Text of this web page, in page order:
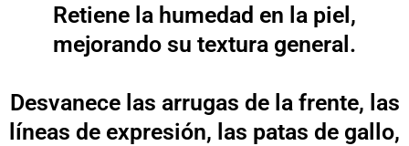
Retiene la humedad en la piel,
mejorando su textura general.
Desvanece las arrugas de la frente, las
líneas de expresión, las patas de gallo,